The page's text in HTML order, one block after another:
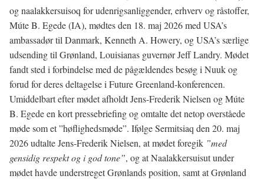
og naalakkersuisoq for udenrigsanliggender, erhverv og råstoffer,
Múte B. Egede (IA), mødtes den 18. maj 2026 med USA’s
ambassadør til Danmark, Kenneth A. Howery, og USA’s særlige
udsending til Grønland, Louisianas guvernør Jeff Landry. Mødet
fandt sted i forbindelse med de pågældendes besøg i Nuuk og
forud for deres deltagelse i Future Greenland-konferencen.
Umiddelbart efter mødet afholdt Jens-Frederik Nielsen og Múte
B. Egede en kort pressebriefing og omtalte det netop overståede
møde som et ”høflighedsmøde”. Ifølge Sermitsiaq den 20. maj
2026 udtalte Jens-Frederik Nielsen, at mødet foregik ”med
gensidig respekt og i god tone”, og at Naalakkersuisut under
mødet havde understreget Grønlands position, samt at Grønland